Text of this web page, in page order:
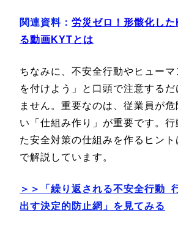
関連資料： 労災ゼロ！形骸化し
る動画KYTとは
ちなみに、不安全行動やヒュー
を付けよう」と口頭で注意するだ
ません。重要なのは、従業員が
い「仕組み作り」が重要です。
た安全対策の仕組みを作るヒン
で解説しています。
＞＞「繰り返される不安全行動
出す決定的防止網」を見てみる